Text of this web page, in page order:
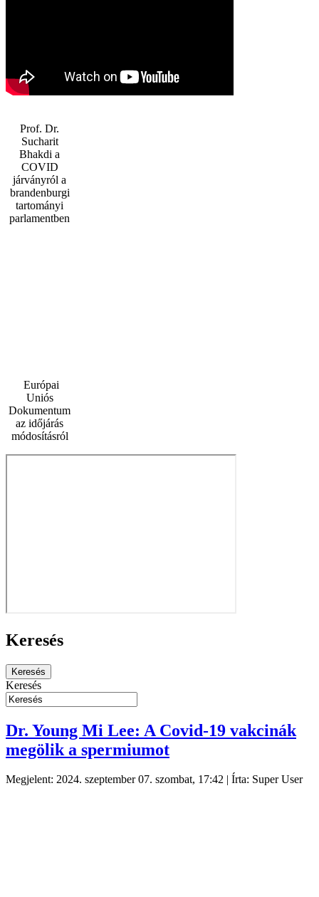
Prof. Dr.
Sucharit
Bhakdi a
COVID
járványról a
brandenburgi
tartományi
parlamentben
Európai
Uniós
Dokumentum
az időjárás
módosításról
Keresés
Keresés
Dr. Young Mi Lee: A Covid-19 vakcinák
megölik a spermiumot
Megjelent: 2024. szeptember 07. szombat, 17:42 | Írta: Super User